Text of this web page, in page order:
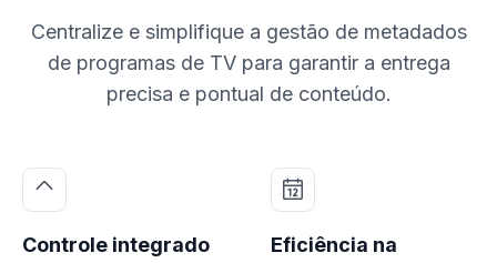
Centralize e simplifique a gestão de metadados
de programas de TV para garantir a entrega
precisa e pontual de conteúdo.
Controle integrado
Eficiência na